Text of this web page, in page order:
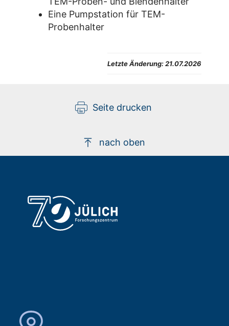
Eine Pumpstation für TEM-
Probenhalter
Letzte Änderung:21.07.2026
Seite drucken
nach oben